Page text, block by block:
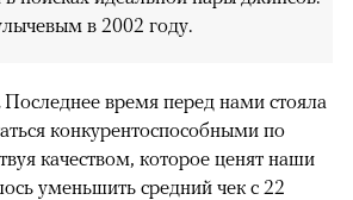
00:00
в 2002 году.
Последнее время перед нами стояла
конкурентоспособными по
качеством, которое ценят наши
уменьшить средний чек с 22